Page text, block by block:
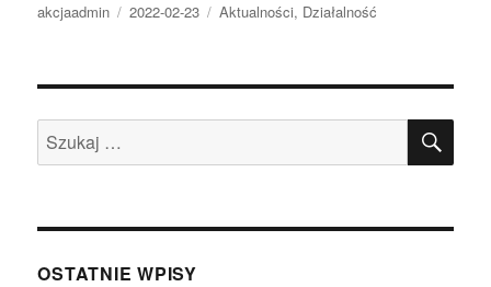
Autor
akcjaadmin Opublikowano
2022-02-23 Kategorie
Aktualności, Działalność
Szukaj:
OSTATNIE WPISY